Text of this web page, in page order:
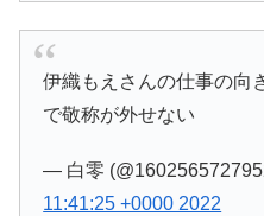
伊織もえさんの仕事の向
で敬称が外せない
— 白零
11:41:25 +0000 2022